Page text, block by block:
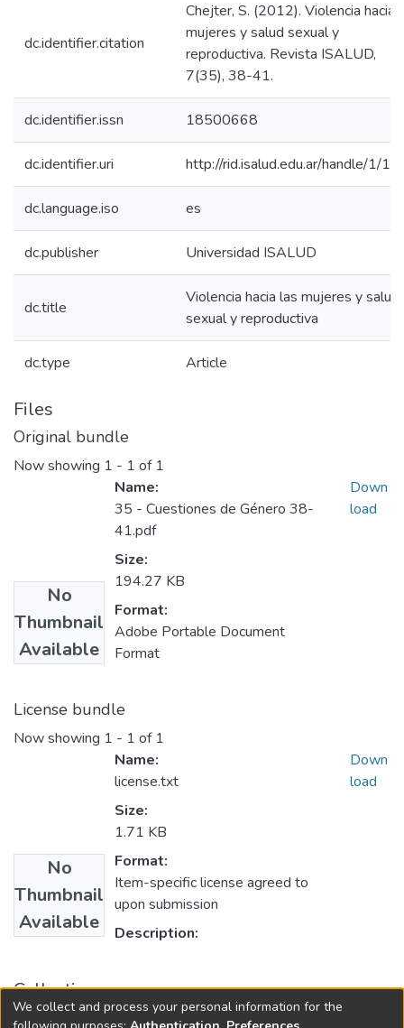
dc.identifier.citation
Chejter, S. (2012). Violencia hacia
mujeres y salud sexual y
reproductiva. Revista ISALUD,
7(35), 38-41.
dc.identifier.issn 18500668
dc.identifier.uri http://rid.isalud.edu.ar/handle/1/
dc.language.iso es
dc.publisher Universidad ISALUD
dc.title
Violencia hacia las mujeres y salud
sexual y reproductiva
dc.type Article
Files
Original bundle
Now showing 1 - 1 of 1
No
Thumbnail
Available
Name:
35 - Cuestiones de Género 38-
41.pdf
Size:
194.27 KB
Format:
Adobe Portable Document
Format
Down
load
License bundle
Now showing 1 - 1 of 1
No
Thumbnail
Available
Name:
license.txt
Size:
1.71 KB
Format:
Item-specific license agreed to
upon submission
Description:
Down
load
Collections
Revista ISALUD, 2012, 7(35)
We collect and process your personal information for the